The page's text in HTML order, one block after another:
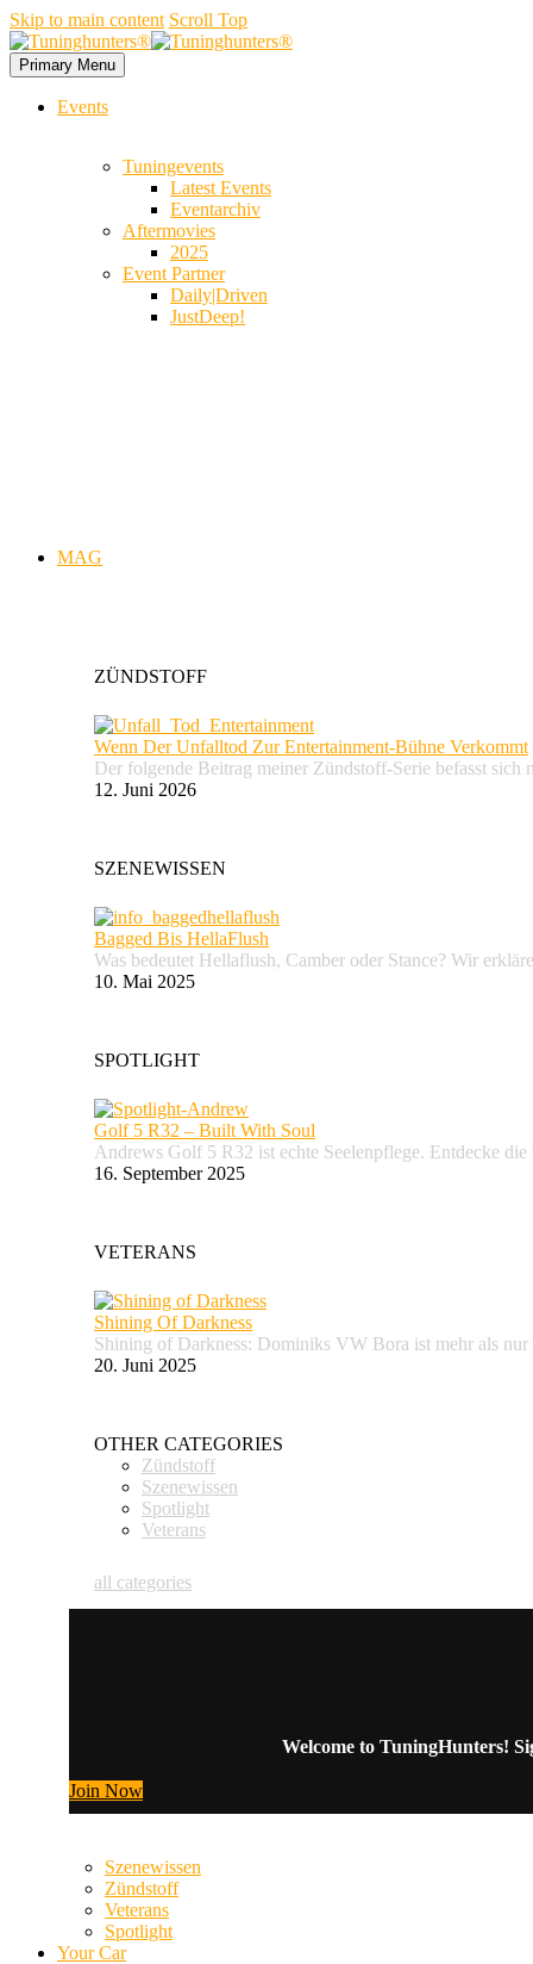
Skip to main content Scroll Top
Primary Menu
Events
Tuningevents
Latest Events
Eventarchiv
Aftermovies
2025
Event Partner
Daily|Driven
JustDeep!
MAG
ZÜNDSTOFF
Wenn Der Unfalltod Zur Entertainment-Bühne Verkommt
Der folgende Beitrag meiner Zündstoff-Serie befasst
12. Juni 2026
SZENEWISSEN
Bagged Bis HellaFlush
Was bedeutet Hellaflush, Camber oder Stance? Wir
10. Mai 2025
SPOTLIGHT
Golf 5 R32 – Built With Soul
Andrews Golf 5 R32 ist echte Seelenpflege. Entdecke
16. September 2025
VETERANS
Shining Of Darkness
Shining of Darkness: Dominiks VW Bora ist mehr als
20. Juni 2025
OTHER CATEGORIES
Zündstoff
Szenewissen
Spotlight
Veterans
all categories
Welcome to TuningHunters!
Join Now
Szenewissen
Zündstoff
Veterans
Spotlight
Your Car